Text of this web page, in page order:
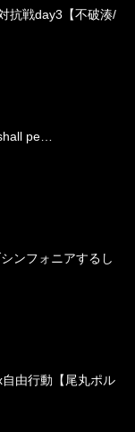
抗戦day3【不破湊/
pe…
ンフォニアするし
自由行動【尾丸ポル